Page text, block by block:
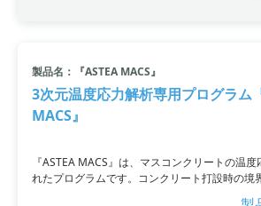
製品名：『ASTEA MACS』
3次元温度応力解析専用プログラム
MACS』
『ASTEA MACS』は、マスコンクリートの温
れたプログラムです。コンクリート打設時の境
熱・養生条件などを考慮した3次元非定常熱伝